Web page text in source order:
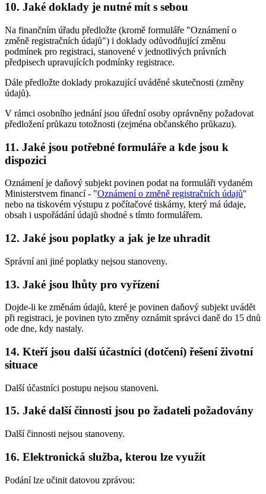
10. Jaké doklady je nutné mít s sebou
Na finančním úřadu předložte (kromě formuláře "Oznámení o
změně registračních údajů") i doklady odůvodňující změnu
podmínek pro registraci, stanovené v jednotlivých právních
předpisech upravujících podmínky registrace.
Dále předložte doklady prokazující uváděné skutečnosti (změny
údajů).
V rámci osobního jednání jsou úřední osoby oprávněny požadovat
předložení průkazu totožnosti (zejména občanského průkazu).
11. Jaké jsou potřebné formuláře a kde jsou k
dispozici
Oznámení je daňový subjekt povinen podat na formuláři vydaném
Ministerstvem financí - "Oznámení o změně registračních údajů"
nebo na tiskovém výstupu z počítačové tiskárny, který má údaje,
obsah i uspořádání údajů shodné s tímto formulářem.
12. Jaké jsou poplatky a jak je lze uhradit
Správní ani jiné poplatky nejsou stanoveny.
13. Jaké jsou lhůty pro vyřízení
Dojde-li ke změnám údajů, které je povinen daňový subjekt uvádět
při registraci, je povinen tyto změny oznámit správci daně do 15 dnů
ode dne, kdy nastaly.
14. Kteří jsou další účastníci (dotčení) řešení životní
situace
Další účastníci postupu nejsou stanoveni.
15. Jaké další činnosti jsou po žadateli požadovány
Další činnosti nejsou stanoveny.
16. Elektronická služba, kterou lze využít
Podání lze učinit datovou zprávou: